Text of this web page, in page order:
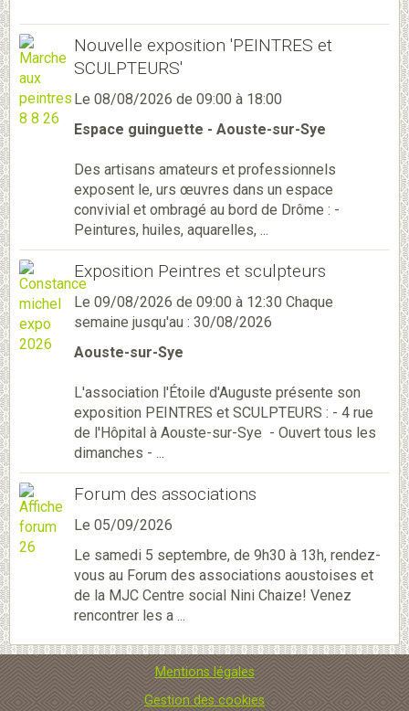
Nouvelle exposition 'PEINTRES et
SCULPTEURS'
Le 08/08/2026 de 09:00 à 18:00
Espace guinguette - Aouste-sur-Sye
Des artisans amateurs et professionnels
exposent le, urs œuvres dans un espace
convivial et ombragé au bord de Drôme : -
Peintures, huiles, aquarelles, ...
Exposition Peintres et sculpteurs
Le 09/08/2026 de 09:00 à 12:30 Chaque
semaine jusqu'au : 30/08/2026
Aouste-sur-Sye
L'association l'Étoile d'Auguste présente son
exposition PEINTRES et SCULPTEURS : - 4 rue
de l'Hôpital à Aouste-sur-Sye - Ouvert tous les
dimanches - ...
Forum des associations
Le 05/09/2026
Le samedi 5 septembre, de 9h30 à 13h, rendez-
vous au Forum des associations aoustoises et
de la MJC Centre social Nini Chaize! Venez
rencontrer les a ...
Mentions légales
Gestion des cookies